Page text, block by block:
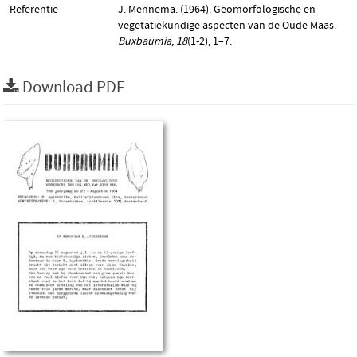
Referentie
J. Mennema. (1964). Geomorfologische en
vegetatiekundige aspecten van de Oude Maas.
Buxbaumia, 18(1-2), 1–7.
Download PDF